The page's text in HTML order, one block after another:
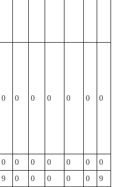
0 0 0 0 0 0 0
0 0 0 0 0 0
0
9 0 0 0 0 0
9